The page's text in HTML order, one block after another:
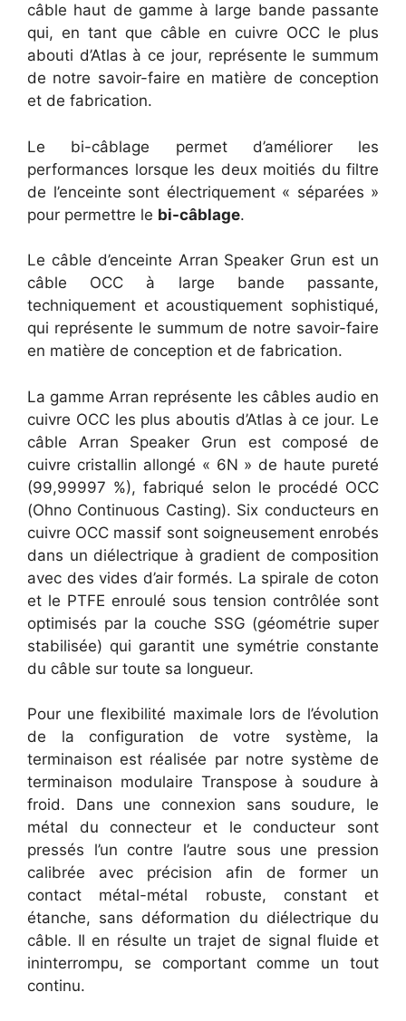
câble haut de gamme à large bande passante
qui, en tant que câble en cuivre OCC le plus
abouti d’Atlas à ce jour, représente le summum
de notre savoir-faire en matière de conception
et de fabrication.
Le bi-câblage permet d’améliorer les
performances lorsque les deux moitiés du filtre
de l’enceinte sont électriquement « séparées »
pour permettre le bi-câblage.
Le câble d’enceinte Arran Speaker Grun est un
câble OCC à large bande passante,
techniquement et acoustiquement sophistiqué,
qui représente le summum de notre savoir-faire
en matière de conception et de fabrication.
La gamme Arran représente les câbles audio en
cuivre OCC les plus aboutis d’Atlas à ce jour. Le
câble Arran Speaker Grun est composé de
cuivre cristallin allongé « 6N » de haute pureté
(99,99997 %), fabriqué selon le procédé OCC
(Ohno Continuous Casting). Six conducteurs en
cuivre OCC massif sont soigneusement enrobés
dans un diélectrique à gradient de composition
avec des vides d’air formés. La spirale de coton
et le PTFE enroulé sous tension contrôlée sont
optimisés par la couche SSG (géométrie super
stabilisée) qui garantit une symétrie constante
du câble sur toute sa longueur.
Pour une flexibilité maximale lors de l’évolution
de la configuration de votre système, la
terminaison est réalisée par notre système de
terminaison modulaire Transpose à soudure à
froid. Dans une connexion sans soudure, le
métal du connecteur et le conducteur sont
pressés l’un contre l’autre sous une pression
calibrée avec précision afin de former un
contact métal-métal robuste, constant et
étanche, sans déformation du diélectrique du
câble. Il en résulte un trajet de signal fluide et
ininterrompu, se comportant comme un tout
continu.